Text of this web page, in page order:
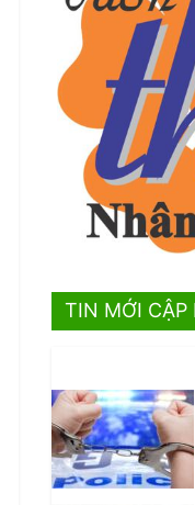
TIN MỚI CẬP